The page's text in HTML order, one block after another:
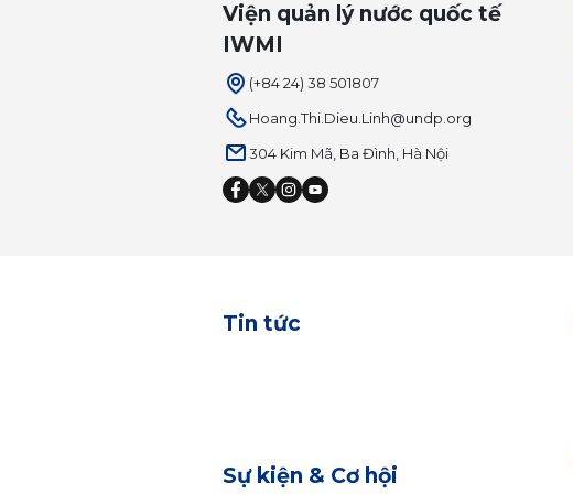
Viện quản lý nước quốc tế
IWMI
(+84 24) 38 501807
Hoang.Thi.Dieu.Linh@undp.org
304 Kim Mã, Ba Đình, Hà Nội
Tin tức
Sự kiện & Cơ hội